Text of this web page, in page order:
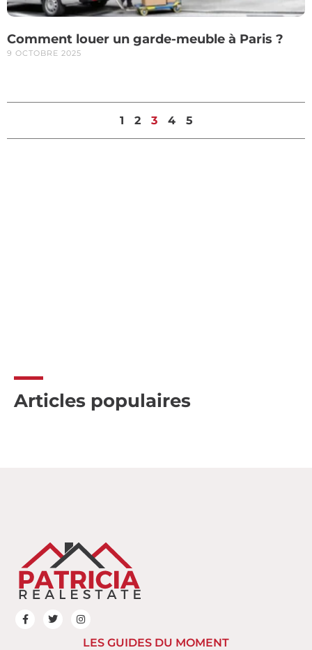
Comment louer un garde-meuble à Paris ?
9 OCTOBRE 2025
1 2 3 4 5
Articles populaires
LES GUIDES DU MOMENT